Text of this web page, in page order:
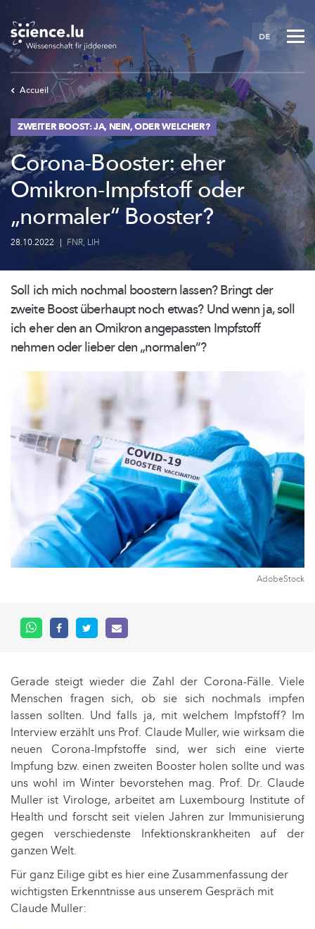
Skip
main
content
DE
Accueil
ZWEITER BOOST: JA, NEIN, ODER WELCHER?
Corona-Booster: eher
Omikron-Impfstoff oder
„normaler“ Booster?
28.10.2022 | FNR, LIH
Soll ich mich nochmal boostern lassen? Bringt der
zweite Boost überhaupt noch etwas? Und wenn ja, soll
ich eher den an Omikron angepassten Impfstoff
nehmen oder lieber den„normalen“?
AdobeStock
Gerade steigt wieder die Zahl der Corona-Fälle. Viele
Menschen fragen sich, ob sie sich nochmals impfen
lassen sollten. Und falls ja, mit welchem Impfstoff? Im
Interview erzählt uns Prof. Claude Muller, wie wirksam die
neuen Corona-Impfstoffe sind, wer sich eine vierte
Impfung bzw. einen zweiten Booster holen sollte und was
uns wohl im Winter bevorstehen mag. Prof. Dr. Claude
Muller ist Virologe, arbeitet am Luxembourg Institute of
Health und forscht seit vielen Jahren zur Immunisierung
gegen verschiedenste Infektionskrankheiten auf der
ganzen Welt.
Für ganz Eilige gibt es hier eine Zusammenfassung der
wichtigsten Erkenntnisse aus unserem Gespräch mit
Claude Muller: